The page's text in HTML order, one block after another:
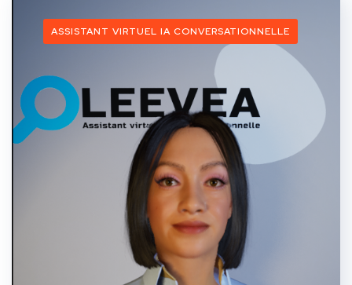
ASSISTANT VIRTUEL IA CONVERSATIONNELLE